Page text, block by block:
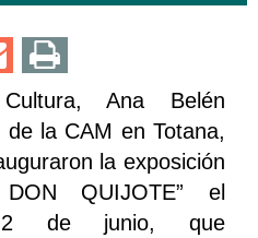
Ana Belén
la CAM en Totana,
la exposición
QUIJOTE” el
2 de junio, que